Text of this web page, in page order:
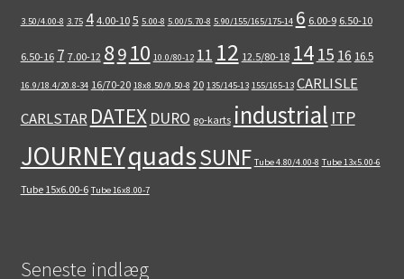
3.50/4.00-8 3.75 4 4.00-10 5 5.00-8 5.00/5.70-8 5.90/155/165/175-14 6 6.00-9 6.50-10
6.50-16 7 7.00-12 89 10 10.0/80-12 11 12 12.5/80-18 14 15 16 16.5
16.9/18.4/20.8-34 16/70-20 18x8.50/9.50-8 20 135/145-13 155/165-13 CARLISLE
CARLSTAR DATEX DURO go-karts industrial ITP
JOURNEYquadsSUNF Tube 4.80/4.00-8 Tube 13x5.00-6
Tube 15x6.00-6 Tube 16x8.00-7
Seneste indlæg